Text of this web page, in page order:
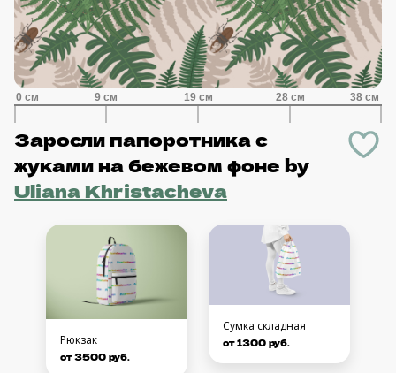
Заросли папоротника с
жуками на бежевом фоне by
Uliana Khristacheva
Рюкзак
от 3500 руб.
Сумка складная
от 1300 руб.